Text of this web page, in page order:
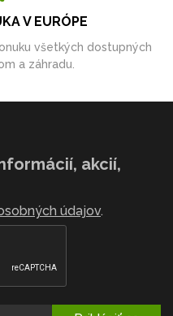
V EURÓPE
všetkých dostupných
a záhradu.
akcií,
údajov.